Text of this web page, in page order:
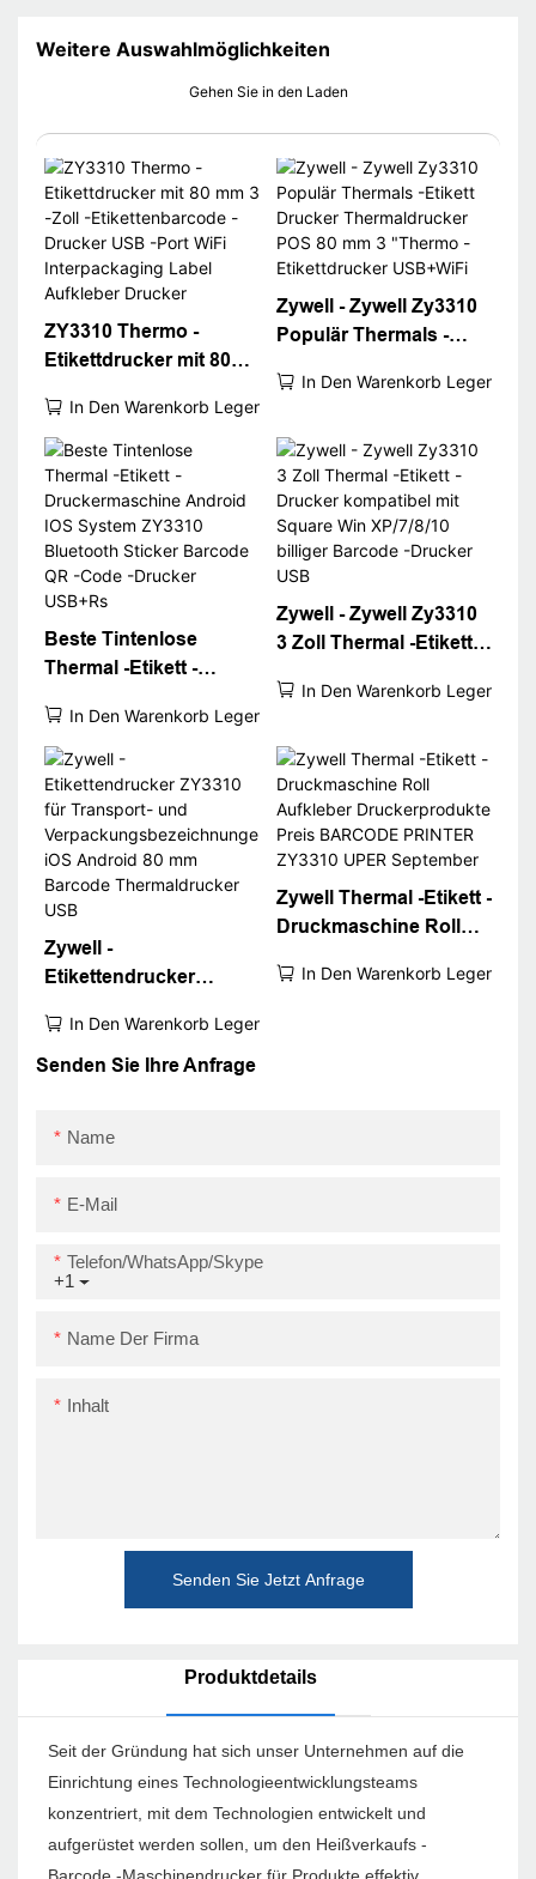
Weitere Auswahlmöglichkeiten
Gehen Sie in den Laden
ZY3310 Thermo -
Etikettdrucker mit 80
Etikettenbarcode -
Drucker USB -Port WiFi
Interpackaging Label
Aufkleber Drucker
In Den Warenkorb Legen
Zywell - Zywell Zy3310
Populär Thermals -
Thermaldrucker POS
Etikettdrucker
USB+WiFi
In Den Warenkorb Legen
Beste Tintenlose
Thermal -Etikett -
Android IOS System
ZY3310 Bluetooth
Sticker Barcode QR -
Code -Drucker USB+Rs
In Den Warenkorb Legen
Zywell - Zywell Zy3310
3 Zoll Thermal -Etikett -
Square Win XP/7/8/10
Drucker USB
In Den Warenkorb Legen
Zywell -
Etikettendrucker
und
Verpackungsbezeichnu
Thermaldrucker USB
In Den Warenkorb Legen
Zywell Thermal -Etikett -
Druckmaschine Roll
Druckerprodukte Preis
In Den Warenkorb Legen
Senden Sie Ihre Anfrage
Name
E-Mail
+1
Telefon/WhatsApp/Skype
Name Der Firma
Inhalt
Senden Sie Jetzt Anfrage
Produktdetails
Seit der Gründung hat sich unser Unternehmen auf die
Einrichtung eines Technologieentwicklungsteams
konzentriert, mit dem Technologien entwickelt und
aufgerüstet werden sollen, um den Heißverkaufs -